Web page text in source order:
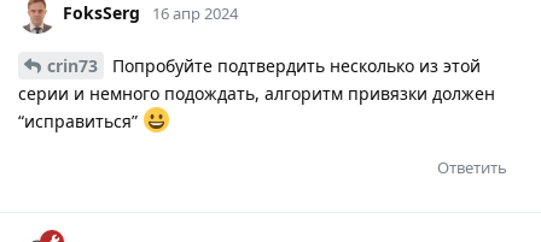
FoksSerg 16 апр 2024
crin73
Попробуйте подтвердить несколько из этой
серии и немного подождать, алгоритм привязки должен
“исправиться”
Ответить